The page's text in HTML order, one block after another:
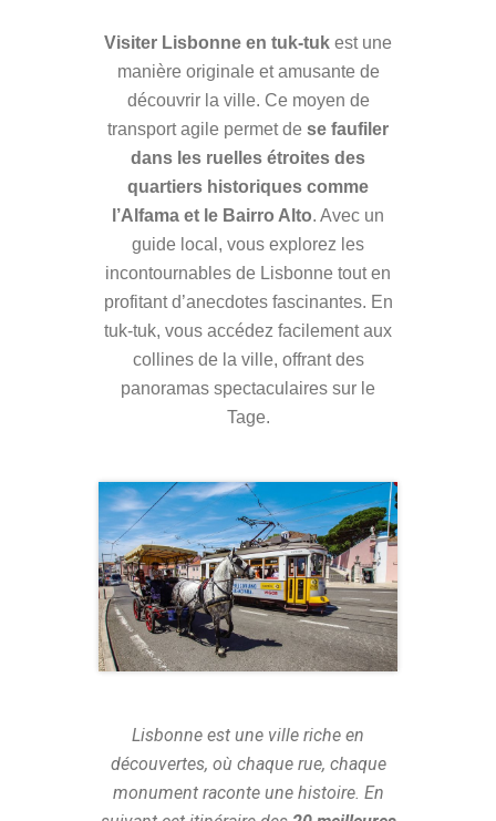
Visiter Lisbonne en tuk-tuk est une
manière originale et amusante de
découvrir la ville. Ce moyen de
transport agile permet de se faufiler
dans les ruelles étroites des
quartiers historiques comme
l’Alfama et le Bairro Alto. Avec un
guide local, vous explorez les
incontournables de Lisbonne tout en
profitant d’anecdotes fascinantes. En
tuk-tuk, vous accédez facilement aux
collines de la ville, offrant des
panoramas spectaculaires sur le
Tage.
Lisbonne est une ville riche en
découvertes, où chaque rue, chaque
monument raconte une histoire. En